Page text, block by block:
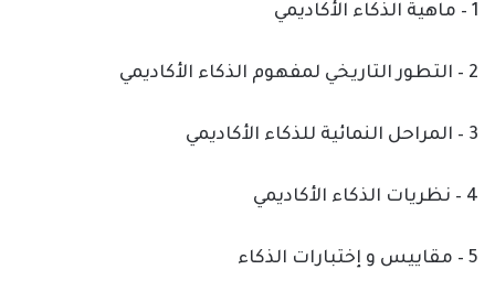
1 – ماهية الذكاء الأكاديمي
2 – التطور التاريخي لمفهوم الذكاء الأكاديمي
3 – المراحل النمائية للذكاء الأكاديمي
4 – نظريات الذكاء الأكاديمي
5 – مقاييس و إختبارات الذكاء